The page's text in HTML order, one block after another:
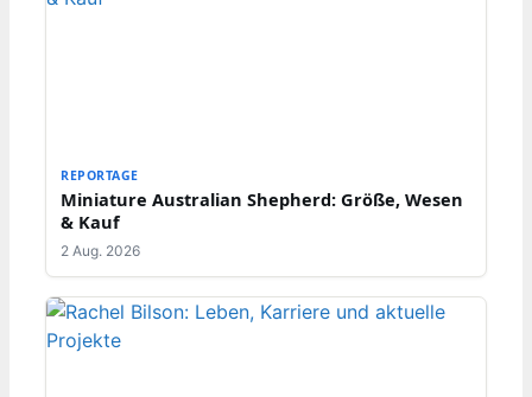
REPORTAGE
Miniature Australian Shepherd: Größe, Wesen
& Kauf
2 Aug. 2026